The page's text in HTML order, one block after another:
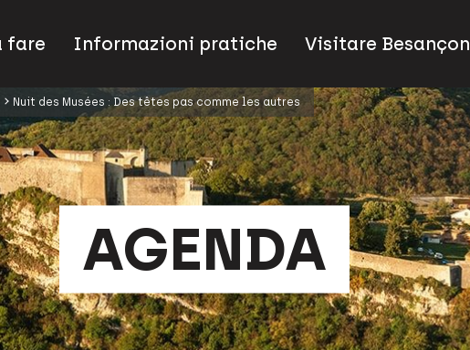
fare Informazioni pratiche Visitare Besançon
Nuit des Musées : Des têtes pas comme les autres
AGENDA